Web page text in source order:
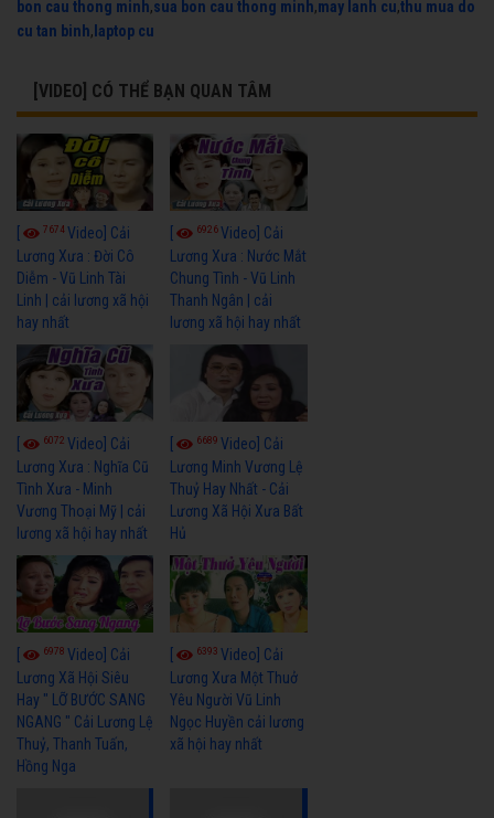
bon cau thong minh,sua bon cau thong minh,may lanh cu,thu mua do
cu tan binh, laptop cu
[VIDEO] CÓ THỂ BẠN QUAN TÂM
7674Video] Cải
Lương Xưa : Đời Cô
Diễm - Vũ Linh Tài
Linh | cải lương xã hội
hay nhất
6926Video] Cải
Lương Xưa : Nước Mắt
Chung Tình - Vũ Linh
Thanh Ngân | cải
lương xã hội hay nhất
6072 Video] Cải
Lương Xưa : Nghĩa Cũ
Tình Xưa - Minh
Vương Thoại Mỹ | cải
lương xã hội hay nhất
6689Video] Cải
Lương Minh Vương Lệ
Thuỷ Hay Nhất - Cải
Lương Xã Hội Xưa Bất
Hủ
6978 Video] Cải
Lương Xã Hội Siêu
Hay " LỠ BƯỚC SANG
NGANG " Cải Lương Lệ
Thuỷ, Thanh Tuấn,
Hồng Nga
6393Video] Cải
Lương Xưa Một Thuở
Yêu Người Vũ Linh
Ngọc Huyền cải lương
xã hội hay nhất